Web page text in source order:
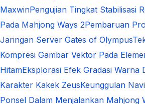
MaxwinPengujian Tingkat Stabilisasi
Pada Mahjong Ways 2Pembaruan
Jaringan Server Gates of Olympus
Kompresi Gambar Vektor Pada
HitamEksplorasi Efek Gradasi Warna
Karakter Kakek ZeusKeunggulan
Ponsel Dalam Menjalankan Mahjong